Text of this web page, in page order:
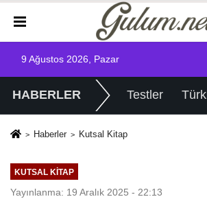
9 Ağustos 2026, Pazar
HABERLER Testler
Haberler Kutsal Kitap
KUTSAL KITAP
Yayınlanma: 19 Aralık 2025 - 22:13